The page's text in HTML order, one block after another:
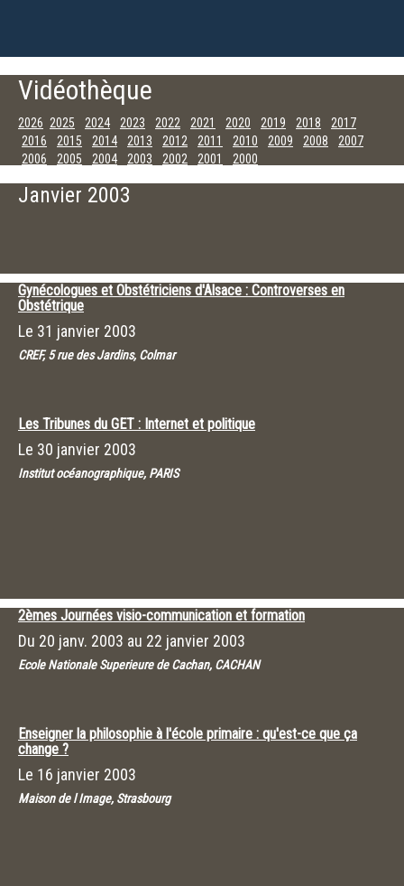
Vidéothèque
2026 2025 2024 2023 2022 2021 2020 2019 2018
2017
2016
2015 2014 2013 2012 2011 2010 2009 2008
2007
2006
2005 2004 2003 2002 2001
2000
Mars
Janvier
Janvier 2003
Gynécologues et Obstétriciens d'Alsace : Controverses en
Obstétrique
Le 31 janvier 2003
CREF, 5 rue des Jardins, Colmar
Les Tribunes du GET : Internet et politique
Le 30 janvier 2003
Institut océanographique, PARIS
2èmes Journées visio-communication et formation
Du 20 janv. 2003 au 22 janvier 2003
Ecole Nationale Superieure de Cachan, CACHAN
Enseigner la philosophie à l'école primaire : qu'est-ce que ça
change ?
Le 16 janvier 2003
Maison de l Image, Strasbourg